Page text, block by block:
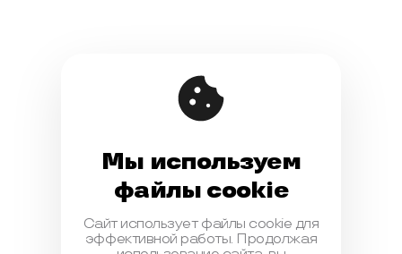
Мы используем
файлы cookie
Сайт использует файлы cookie для
эффективной работы. Продолжая